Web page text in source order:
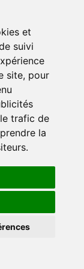
et
suivi
site, pour
trafic de
la
et
suivi
site, pour
trafic de
la